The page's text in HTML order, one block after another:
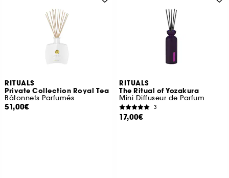
RITUALS
Private Collection Royal Tea
Bâtonnets Parfumés
51,00€
RITUALS
The Ritual of Yozakura
Mini Diffuseur de Parfum
3
17,00€